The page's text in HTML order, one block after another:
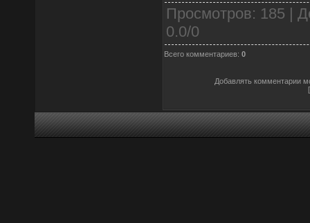
Просмотров: 185 |
0.0/0
Всего комментариев: 0
Добавлять комментарии